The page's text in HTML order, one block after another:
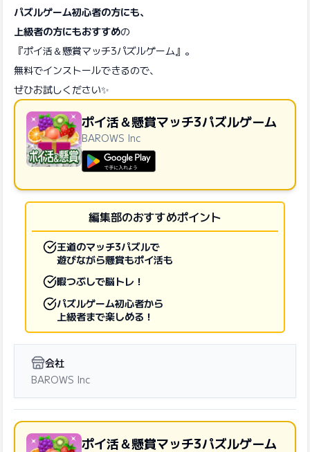
パズルゲーム初心者の方にも、
上級者の方にもおすすめの
『ポイ活＆懸賞マッチ3パズルゲーム』。
無料でインストールできるので、
ぜひお試しください✨
ポイ活＆懸賞マッチ3パズルゲーム
BAROWS Inc
編集部のおすすめポイント
王道のマッチ3パズルで
遊びながら懸賞もポイ活も
暇つぶしで脳トレ！
パズルゲーム初心者から
上級者まで楽しめる！
会社
BAROWS Inc
ポイ活＆懸賞マッチ3パズルゲーム